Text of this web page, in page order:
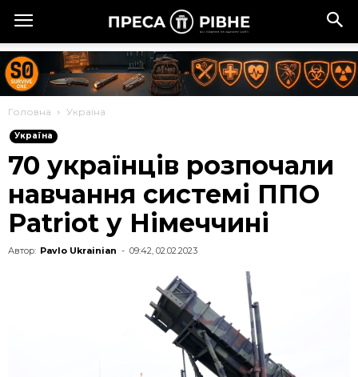
Головна Україна
Україна
70 українців розпочали
навчання системі ППО
Patriot у Німеччині
Автор: Pavlo Ukrainian - 09:42, 02.02.2023